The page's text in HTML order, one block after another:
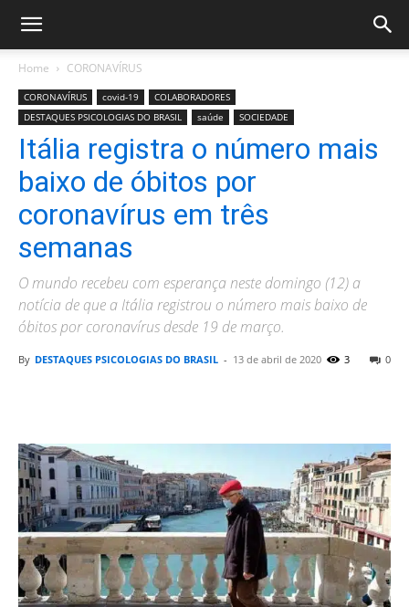
Home CORONAVÍRUS
CORONAVÍRUS covid-19
COLABORADORES
DESTAQUES PSICOLOGIAS DO BRASIL
saúde SOCIEDADE
Itália registra o número mais
baixo de óbitos por
coronavírus em três
semanas
O mundo recebeu com esperança neste domingo (12) a
notícia de que a Itália registrou o número mais baixo de
óbitos por coronavírus desde 19 de março.
By DESTAQUES PSICOLOGIAS DO BRASIL - 13 de abril de 2020 0
3